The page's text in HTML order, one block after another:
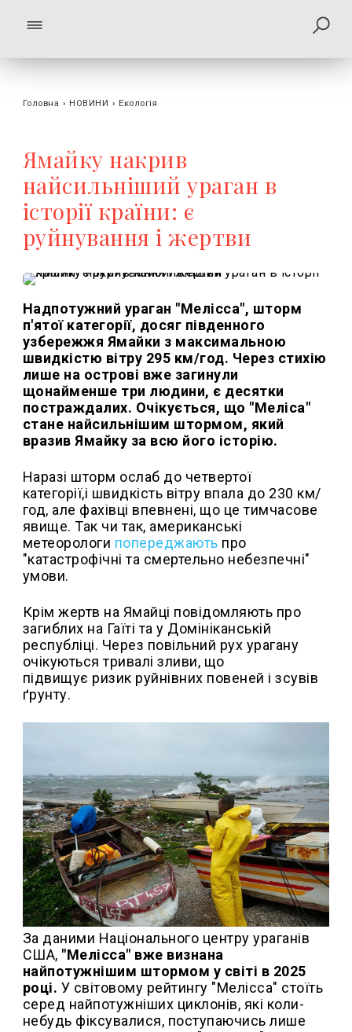
Головна › НОВИНИ › Екологія
Ямайку накрив
найсильніший ураган в
історії країни: є
руйнування і жертви
Надпотужний ураган "Мелісса", шторм
п'ятої категорії, досяг південного
узбережжя Ямайки з максимальною
швидкістю вітру 295 км/год. Через стихію
лише на острові вже загинули
щонайменше три людини, є десятки
постраждалих. Очікується, що "Меліса"
стане найсильнішим штормом, який
вразив Ямайку за всю його історію.
Наразі шторм ослаб до четвертої
категорії,і швидкість вітру впала до 230 км/
год, але фахівці впевнені, що це тимчасове
явище. Так чи так, американські
метеорологи попереджають про
"катастрофічні та смертельно небезпечні"
умови.
Крім жертв на Ямайці повідомляють про
загиблих на Гаїті та у Домініканській
республіці. Через повільний рух урагану
очікуються тривалі зливи, що
підвищує ризик руйнівних повеней і зсувів
ґрунту.
За даними Національного центру ураганів
США, "Мелісса" вже визнана
найпотужнішим штормом у світі в 2025
році. У світовому рейтингу "Мелісса" стоїть
серед найпотужніших циклонів, які коли-
небудь фіксувалися, поступаючись лише